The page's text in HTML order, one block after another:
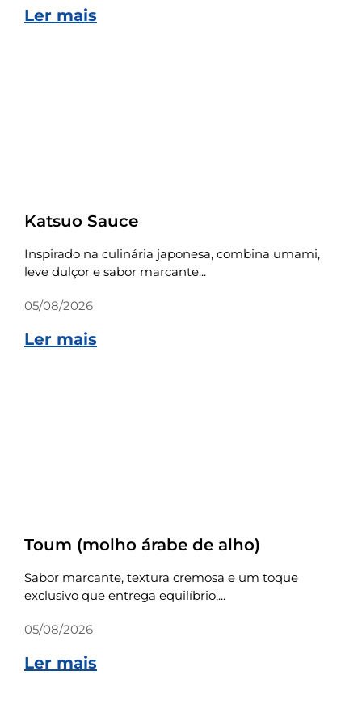
Ler mais
Katsuo Sauce
Inspirado na culinária japonesa, combina umami,
leve dulçor e sabor marcante...
05/08/2026
Ler mais
Toum (molho árabe de alho)
Sabor marcante, textura cremosa e um toque
exclusivo que entrega equilíbrio,...
05/08/2026
Ler mais